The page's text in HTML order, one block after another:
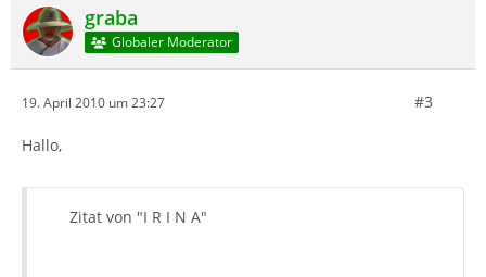
graba
Globaler Moderator
19. April 2010 um 23:27 #3
Hallo,
Zitat von "I R I N A"